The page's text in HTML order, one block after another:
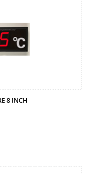
8 INCH